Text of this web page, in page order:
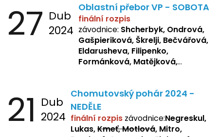
27 Dub
2024
Oblastní přebor VP - SOBOTA
finální rozpis
závodnice: Shcherbyk, Ondrová,
Gašpieriková, Škrelji, Bečvářová,
Eldarusheva, Filipenko,
Formánková, Matějková,
Sochorová, Repetska, Lukas,
Negreskul, Mitro
21 Dub
2024
Chomutovský pohár 2024 -
NEDĚLE
finální rozpis závodnice:Negreskul,
Lukas,Kmeť, Motlová, Mitro,